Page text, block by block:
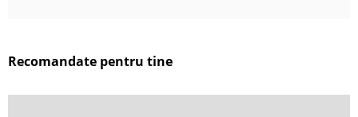
Recomandate pentru tine